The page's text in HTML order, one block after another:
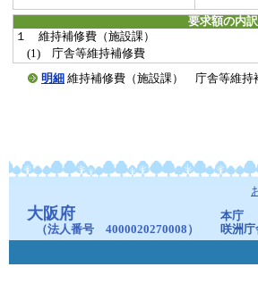
要求額の内訳
１ 維持補修費（施設課）
(1) 庁舎等維持補修費
明細 維持補修費（施設課） 庁舎等維持
大阪府
（法人番号 4000020270008）
本庁
咲洲庁